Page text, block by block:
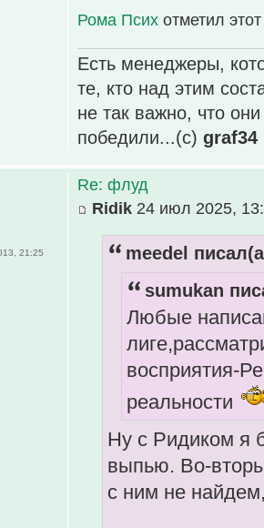
Рома Псих отметил
Есть менеджеры,
те, кто над этим
не так важно, что
победили...(с) graf34
Re: флуд
Ridik 24 июл 2025,
meedel
sumukan
Любые
восприятия-
реальности
Ну с Ридиком я
выпью. Во-
с ним не
21:25